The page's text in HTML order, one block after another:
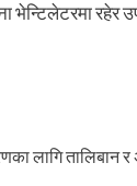
भेन्टिलेटरमा रहेर
लागि तालिबान